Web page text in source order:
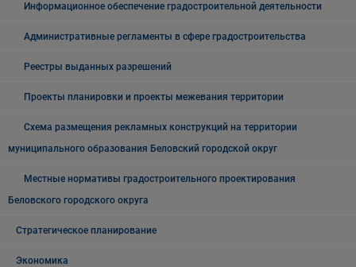
Информационное обеспечение градостроительной деятельности
Административные регламенты в сфере градостроительства
Реестры выданных разрешений
Проекты планировки и проекты межевания территории
Схема размещения рекламных конструкций на территории
муниципального образования Беловский городской округ
Местные нормативы градостроительного проектирования
Беловского городского округа
Стратегическое планирование
Экономика